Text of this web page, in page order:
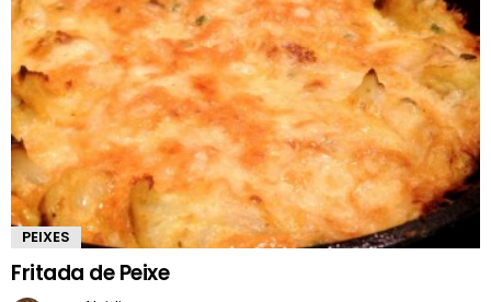
PEIXES
Fritada de Peixe